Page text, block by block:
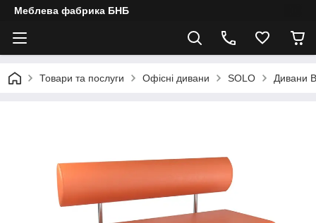
Меблева фабрика БНБ
Товари та послуги Офісні дивани SOLO Дивани